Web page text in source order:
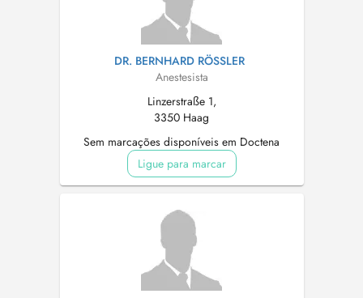
DR. BERNHARD RÖSSLER
Anestesista
Linzerstraße 1,
3350 Haag
Sem marcações disponíveis em Doctena
Ligue para marcar